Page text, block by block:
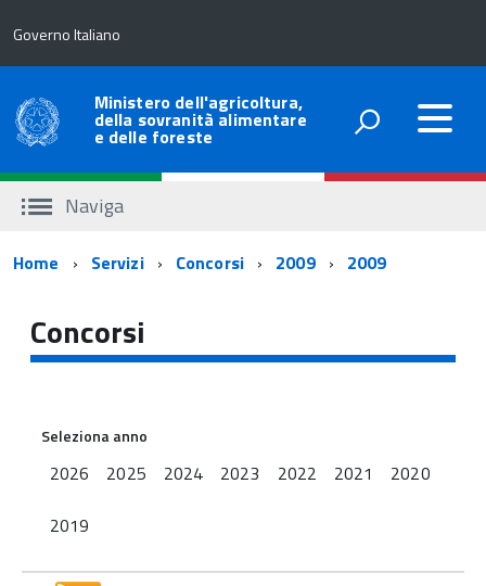
Governo Italiano
Ministero dell'agricoltura,
della sovranità alimentare
e delle foreste
Naviga
Percorso
navigazione
Home Servizi Concorsi 2009 2009
Concorsi
Seleziona anno
2026 2025 2024 2023 2022 2021
2020
2019